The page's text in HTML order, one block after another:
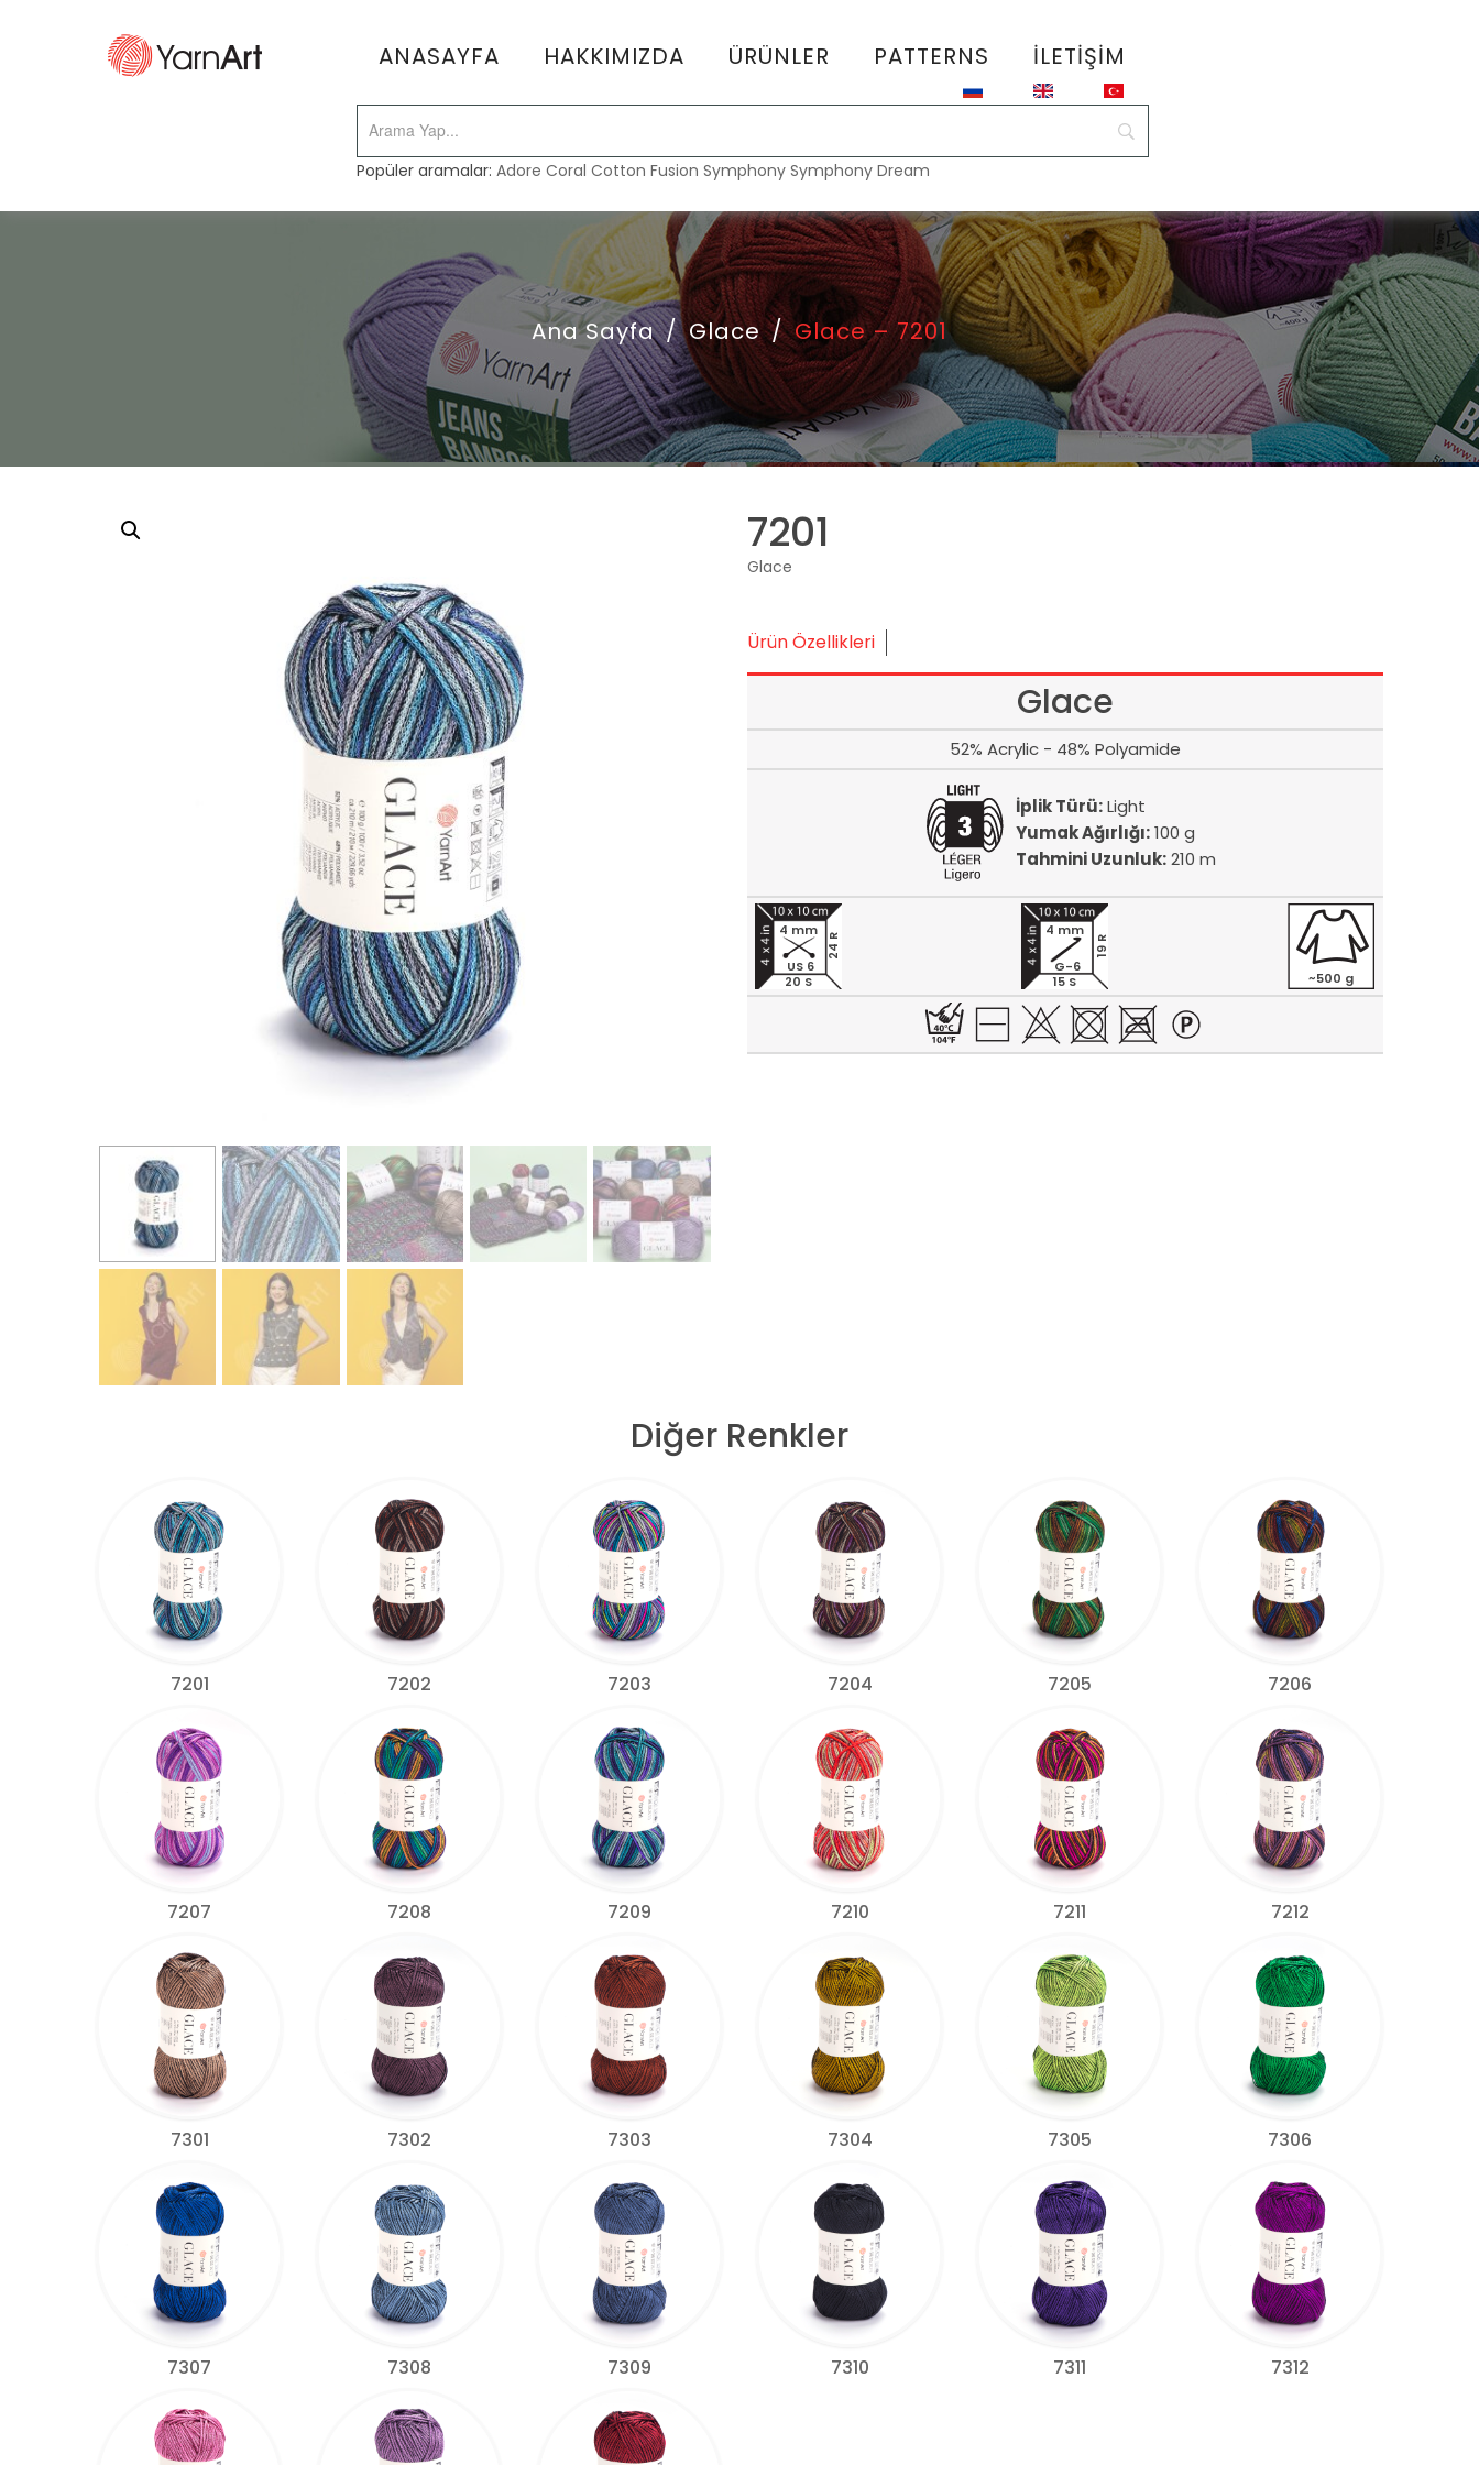
ANASAYFA HAKKIMIZDA ÜRÜNLER PATTERNS İLETIŞIM
Popüler aramalar:Adore Coral Cotton Fusion Symphony Symphony Dream
Ana Sayfa / Glace / Glace – 7201
7201
Glace
Ürün Özellikleri
Glace
52% Acrylic - 48% Polyamide
İplik Türü:Light
Yumak Ağırlığı:100 g
Tahmini Uzunluk:210 m
20 S
24 R
4 mm
US 6
15 S
19 R
4 mm
G-6
~500 g
Diğer Renkler
7201 7202 7203 7204 7205 7206
7207 7208 7209 7210 7211 7212
7301 7302 7303 7304 7305 7306
7307 7308 7309 7310 7311 7312